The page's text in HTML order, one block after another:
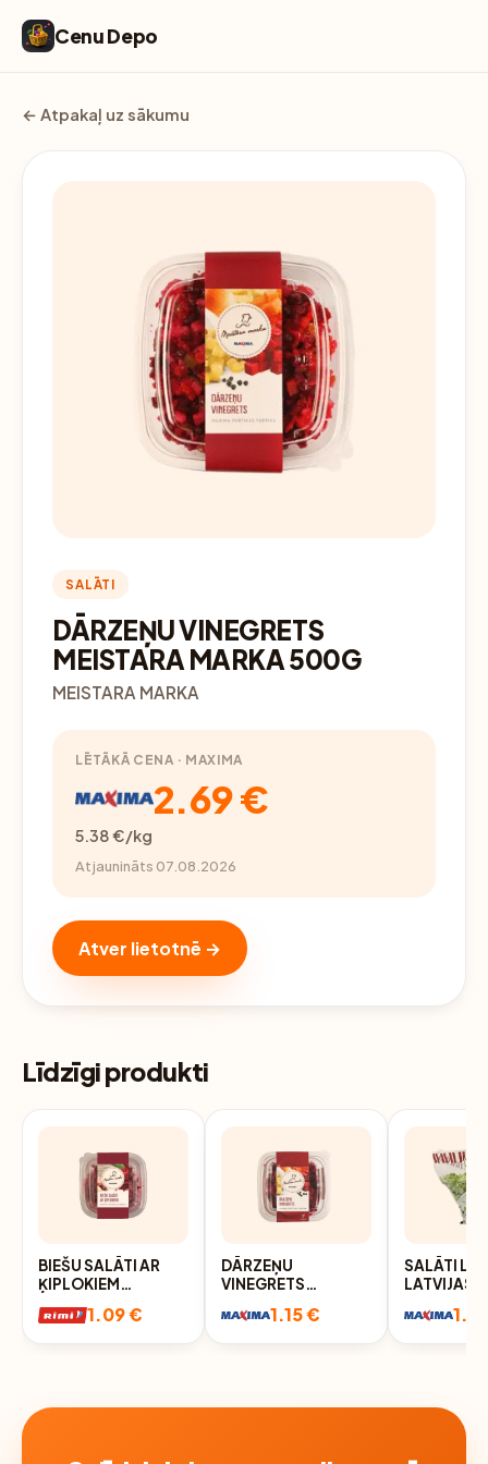
Cenu Depo
← Atpakaļ uz sākumu
SALĀTI
DĀRZEŅU VINEGRETS
MEISTARA MARKA 500G
MEISTARA MARKA
LĒTĀKĀ CENA · MAXIMA
2.69 €
5.38 €/kg
Atjaunināts 07.08.2026
Atver lietotnē →
Līdzīgi produkti
BIEŠU SALĀTI AR
ĶIPLOKIEM
200G 1.09 €
DĀRZEŅU
VINEGRETS
200G 1.15 €
SALĀTI
LATVIJAS